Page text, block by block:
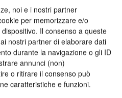
noi e i nostri partner
per memorizzare e/o
Il consenso a queste
nostri partner di elaborare dati
durante la navigazione o gli ID
annunci (non)
o ritirare il consenso può
caratteristiche e funzioni.